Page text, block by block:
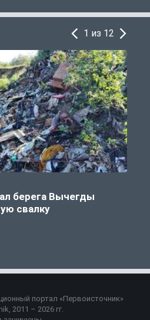
1 из 12
берега Вычегды
свалку
портал «Первоисточник»
2011 – 2026 гг.